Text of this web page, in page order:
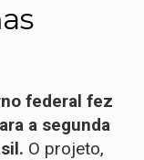
federal fez
a segunda
. O projeto,